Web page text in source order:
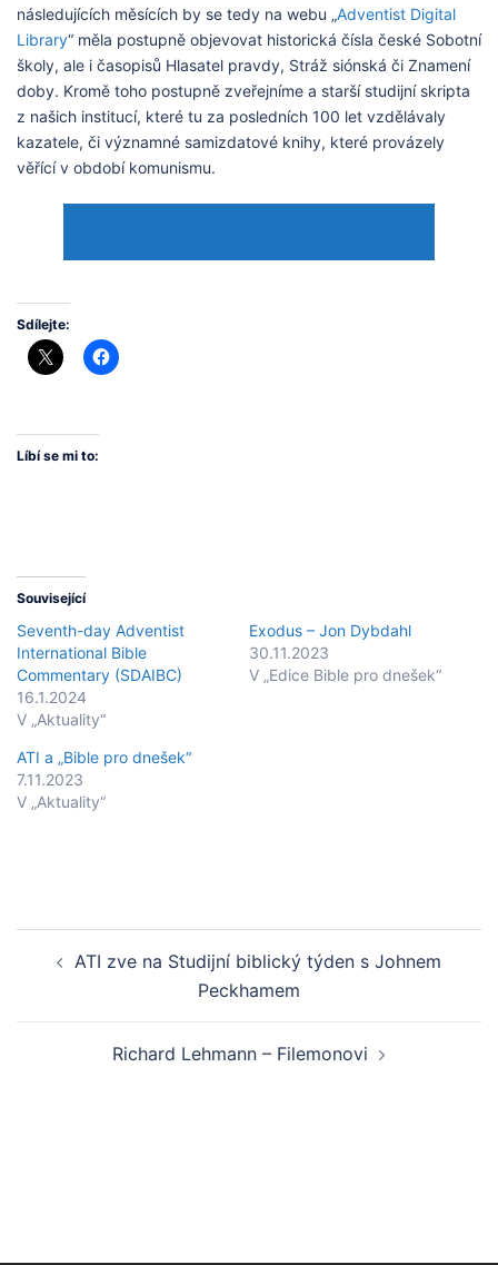
následujících měsících by se tedy na webu „Adventist Digital
Library“ měla postupně objevovat historická čísla české Sobotní
školy, ale i časopisů Hlasatel pravdy, Stráž siónská či Znamení
doby. Kromě toho postupně zveřejníme a starší studijní skripta
z našich institucí, které tu za posledních 100 let vzdělávaly
kazatele, či významné samizdatové knihy, které provázely
věřící v období komunismu.
Sdílejte:
Líbí se mi to:
Související
Seventh-day Adventist
International Bible
Commentary (SDAIBC)
16.1.2024
V „Aktuality“
Exodus – Jon Dybdahl
30.11.2023
V „Edice Bible pro dnešek“
ATI a „Bible pro dnešek“
7.11.2023
V „Aktuality“
navigation
ATI zve na Studijní biblický týden s Johnem
Peckhamem
Richard Lehmann – Filemonovi